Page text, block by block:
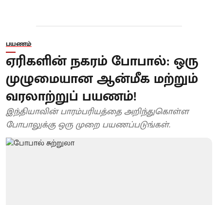
பயணம்
ஏரிகளின் நகரம் போபால்: ஒரு
முழுமையான ஆன்மீக மற்றும்
வரலாற்றுப் பயணம்!
இந்தியாவின் பாரம்பரியத்தை அறிந்துகொள்ள
போபாலுக்கு ஒரு முறை பயணப்படுங்கள்.